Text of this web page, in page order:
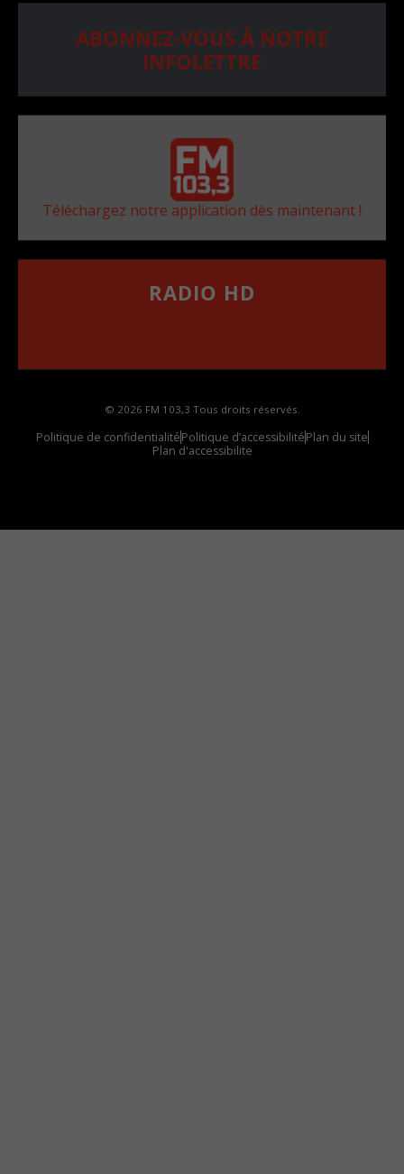
ABONNEZ-VOUS À NOTRE
INFOLETTRE
Téléchargez notre application dès maintenant !
RADIO HD
© 2026 FM 103,3 Tous droits réservés.
Politique de confidentialitéPolitique d’accessibilitéPlan du site
Plan d'accessibilite